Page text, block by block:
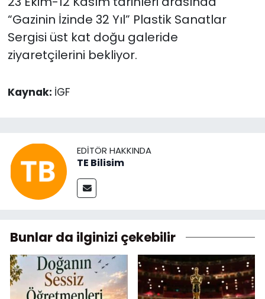
“Gazinin İzinde 32 Yıl” Plastik Sanatlar
Sergisi üst kat doğu galeride
ziyaretçilerini bekliyor.
Kaynak: İGF
EDITÖR HAKKINDA
TE Bilisim
Bunlar da ilginizi çekebilir